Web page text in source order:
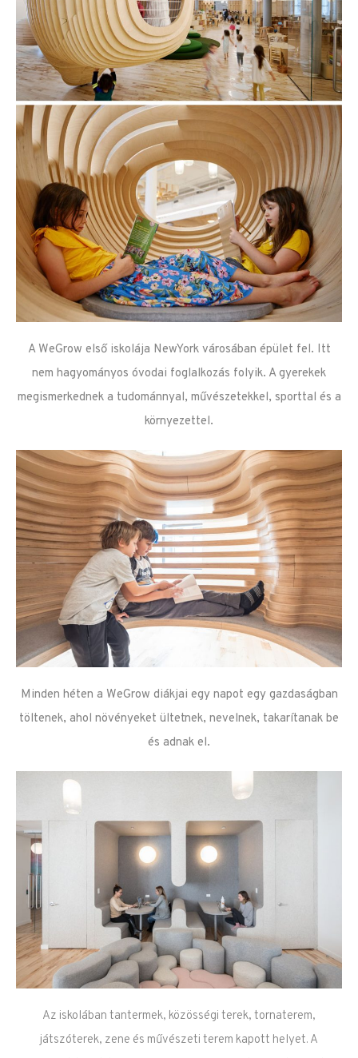
A WeGrow első iskolája NewYork városában épület fel. Itt
nem hagyományos óvodai foglalkozás folyik. A gyerekek
megismerkednek a tudománnyal, művészetekkel, sporttal és a
környezettel.
Minden héten a WeGrow diákjai egy napot egy gazdaságban
töltenek, ahol növényeket ültetnek, nevelnek, takarítanak be
és adnak el.
Az iskolában tantermek, közösségi terek, tornaterem,
játszóterek, zene és művészeti terem kapott helyet. A